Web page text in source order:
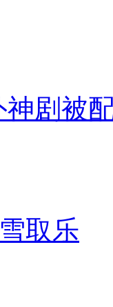
剧被
取乐